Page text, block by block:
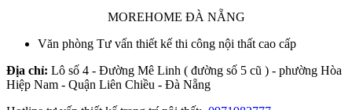
MOREHOME ĐÀ NẴNG
Văn phòng Tư vấn thiết kế thi công nội thất cao cấp
Địa chỉ: Lô số 4 - Đường Mê Linh ( đường số 5 cũ ) - phường Hòa
Hiệp Nam - Quận Liên Chiều - Đà Nẵng